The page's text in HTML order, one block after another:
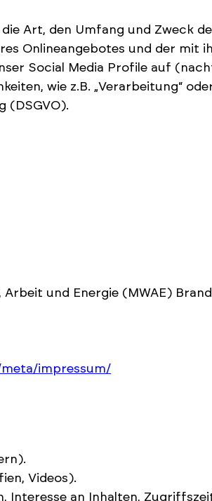
Art, den Umfang und Zweck
Onlineangebotes und der mit
Social Media Profile auf
wie z.B. „Verarbeitung“
(DSGVO).
und Energie (MWAE)
impressum/
Videos).
Interesse an Inhalten,